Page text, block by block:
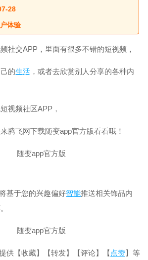
28
体验
社交APP，里面有很多不错的短视频，
的生活 ，或者去欣赏别人分享的各种内
视频社区APP，
腾飞网下载随变app官方版看看哦！
基于您的兴趣偏好智能推送相关饰品内
供【收藏】【转发】【评论】【 点赞】等